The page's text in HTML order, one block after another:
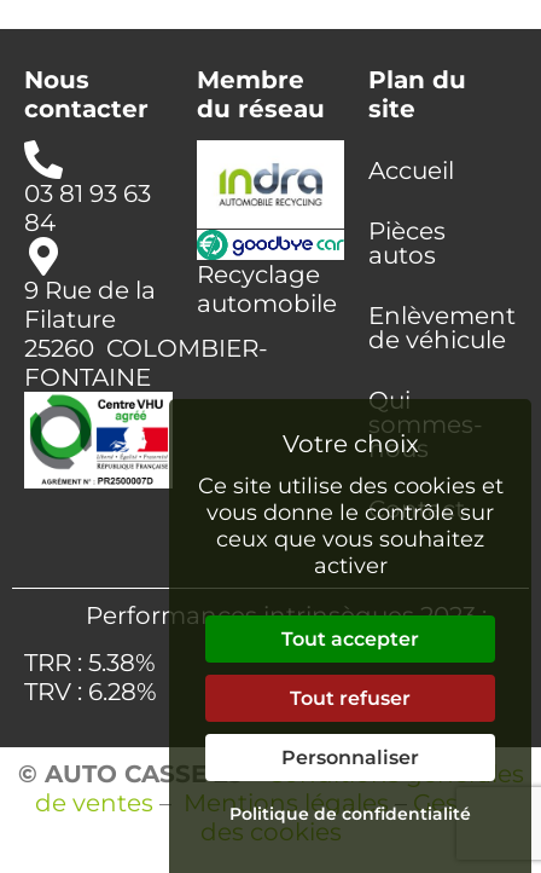
Nous
contacter
03 81 93 63
84
9 Rue de la
Filature
25260 COLOMBIER-
FONTAINE
Membre
du réseau
Recyclage
automobile
Plan du
site
Accueil
Pièces
autos
Enlèvement
de véhicule
Qui
sommes-
nous
Contact
Performances intrinsèques 2023 :
TRR : 5.38%
TRV : 6.28%
© AUTO CASSE 25–Conditions générales
de ventes – Mentions légales–Gestion
des cookies
Ce site utilise des cookies et
vous donne le contrôle sur
ceux que vous souhaitez
activer
Tout accepter
Tout refuser
Personnaliser
Politique de confidentialité